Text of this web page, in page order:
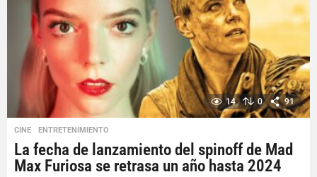
a
14 0 91
CINE ,ENTRETENIMIENTO
La fecha de lanzamiento del spinoff de Mad
Max Furiosa se retrasa un año hasta 2024